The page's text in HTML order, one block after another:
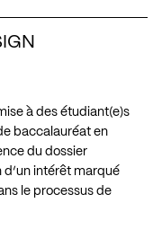
à des étudiant(e)s
baccalauréat en
du dossier
intérêt marqué
le processus de